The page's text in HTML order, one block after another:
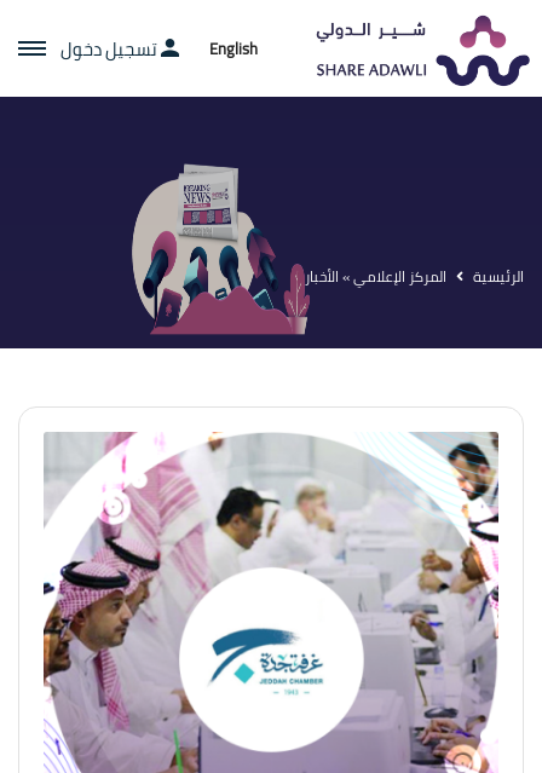
English تسجيل دخول
الرئيسية المركز الإعلامي » الأخبار